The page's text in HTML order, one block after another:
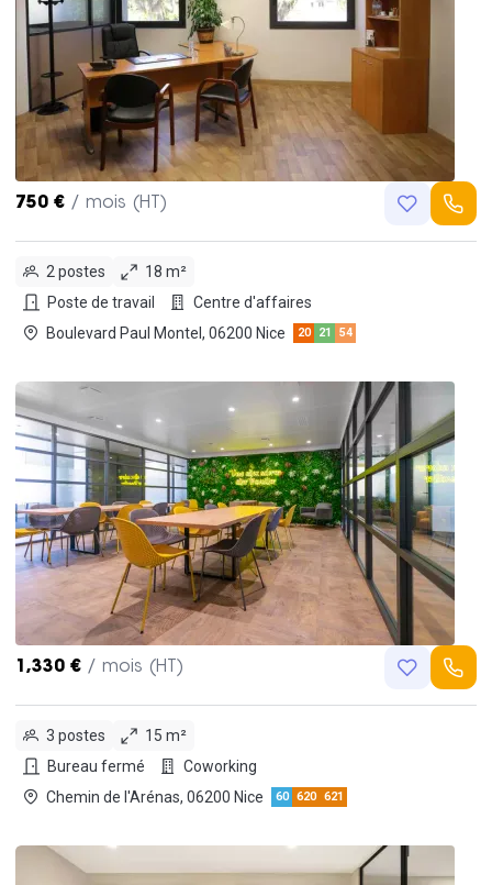
750 € / mois (HT)
2 postes
18 m²
Poste de travail
Centre d'affaires
Boulevard Paul Montel, 06200 Nice
20 21 54
1,330 € / mois (HT)
3 postes
15 m²
Bureau fermé
Coworking
Chemin de l'Arénas, 06200 Nice
60 620 621